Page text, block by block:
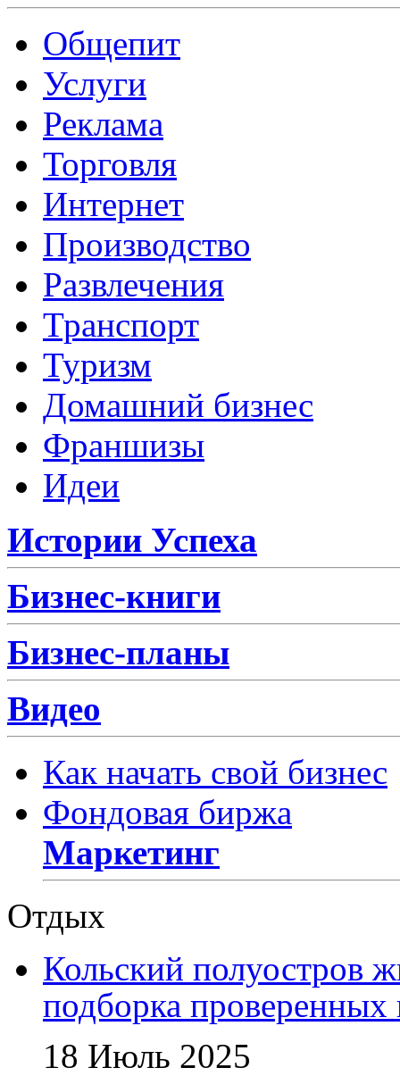
Общепит
Услуги
Реклама
Торговля
Интернет
Производство
Развлечения
Транспорт
Туризм
Домашний бизнес
Франшизы
Идеи
Истории Успеха
Бизнес-книги
Бизнес-планы
Видео
Как начать свой бизнес
Фондовая биржа
Маркетинг
Отдых
Кольский полуостров
подборка проверенных
18 Июль 2025